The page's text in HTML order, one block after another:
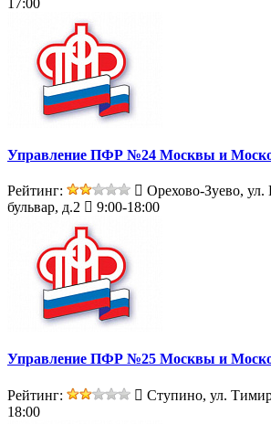
Управление ПФР №24 Москвы и
Рейтинг:
Орехово-Зуево,
бульвар, д.2
9:00-18:00
Управление ПФР №25 Москвы и
Рейтинг: Ступино, ул.
18:00